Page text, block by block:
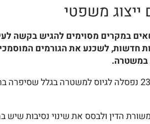
משפטי
במקרים מסוימים להגיש בקשה
חדשות, לשכנע את הגורמים
במשטרה.
קבלת בקשה לעיון חוזר לגיוס למשטרה, מקרה להמחשה שטופל ע"י עורך דין טראץ',
הדין ולבסס את שינוי נסיבות